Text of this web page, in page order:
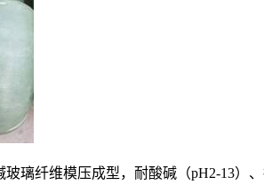
玻璃纤维模压成型，耐酸碱（pH2-13